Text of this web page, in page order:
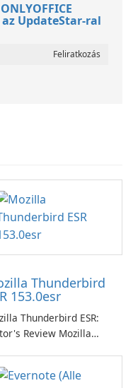
UpdateStar-ral
Thunderbird
153.0esr
Thunderbird ESR:
Review Mozilla
Release) is the long-
support channel of the